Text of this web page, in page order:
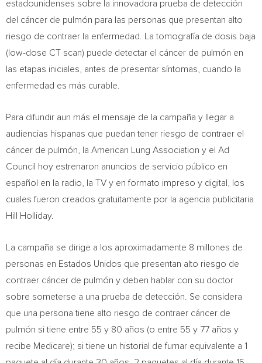
estadounidenses sobre la innovadora prueba de detección
del cáncer de pulmón para las personas que presentan alto
riesgo de contraer la enfermedad. La tomografía de dosis baja
(low-dose CT scan) puede detectar el cáncer de pulmón en
las etapas iniciales, antes de presentar síntomas, cuando la
enfermedad es más curable.
Para difundir aun más el mensaje de la campaña y llegar a
audiencias hispanas que puedan tener riesgo de contraer el
cáncer de pulmón, la American Lung Association y el Ad
Council hoy estrenaron anuncios de servicio público en
español en la radio, la TV y en formato impreso y digital, los
cuales fueron creados gratuitamente por la agencia publicitaria
Hill Holliday.
La campaña se dirige a los aproximadamente 8 millones de
personas en Estados Unidos que presentan alto riesgo de
contraer cáncer de pulmón y deben hablar con su doctor
sobre someterse a una prueba de detección. Se considera
que una persona tiene alto riesgo de contraer cáncer de
pulmón si tiene entre 55 y 80 años (o entre 55 y 77 años y
recibe Medicare); si tiene un historial de fumar equivalente a 1